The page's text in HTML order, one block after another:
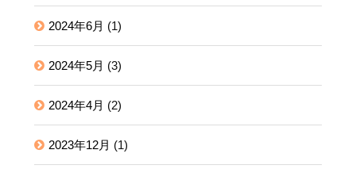
2024年6月 (1)
2024年5月 (3)
2024年4月 (2)
2023年12月 (1)